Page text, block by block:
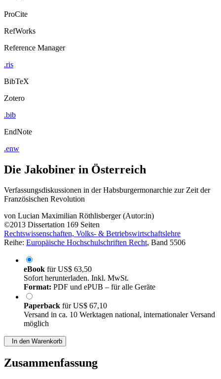
ProCite
RefWorks
Reference Manager
.ris
BibTeX
Zotero
.bib
EndNote
.enw
Die Jakobiner in Österreich
Verfassungsdiskussionen in der Habsburgermonarchie zur Zeit der
Französischen Revolution
von Lucian Maximilian Röthlisberger (Autor:in)
©2013 Dissertation 169 Seiten
Rechtswissenschaften, Volks- & Betriebswirtschaftslehre
Reihe: Europäische Hochschulschriften Recht, Band 5506
eBook fürUS$ 63,50
Sofort herunterladen. Inkl. MwSt.
Format: PDF und ePUB – für alle Geräte
Paperback fürUS$ 67,10
Versand in ca. 10 Werktagen national, internationaler Versand
möglich
In den Warenkorb
Zusammenfassung